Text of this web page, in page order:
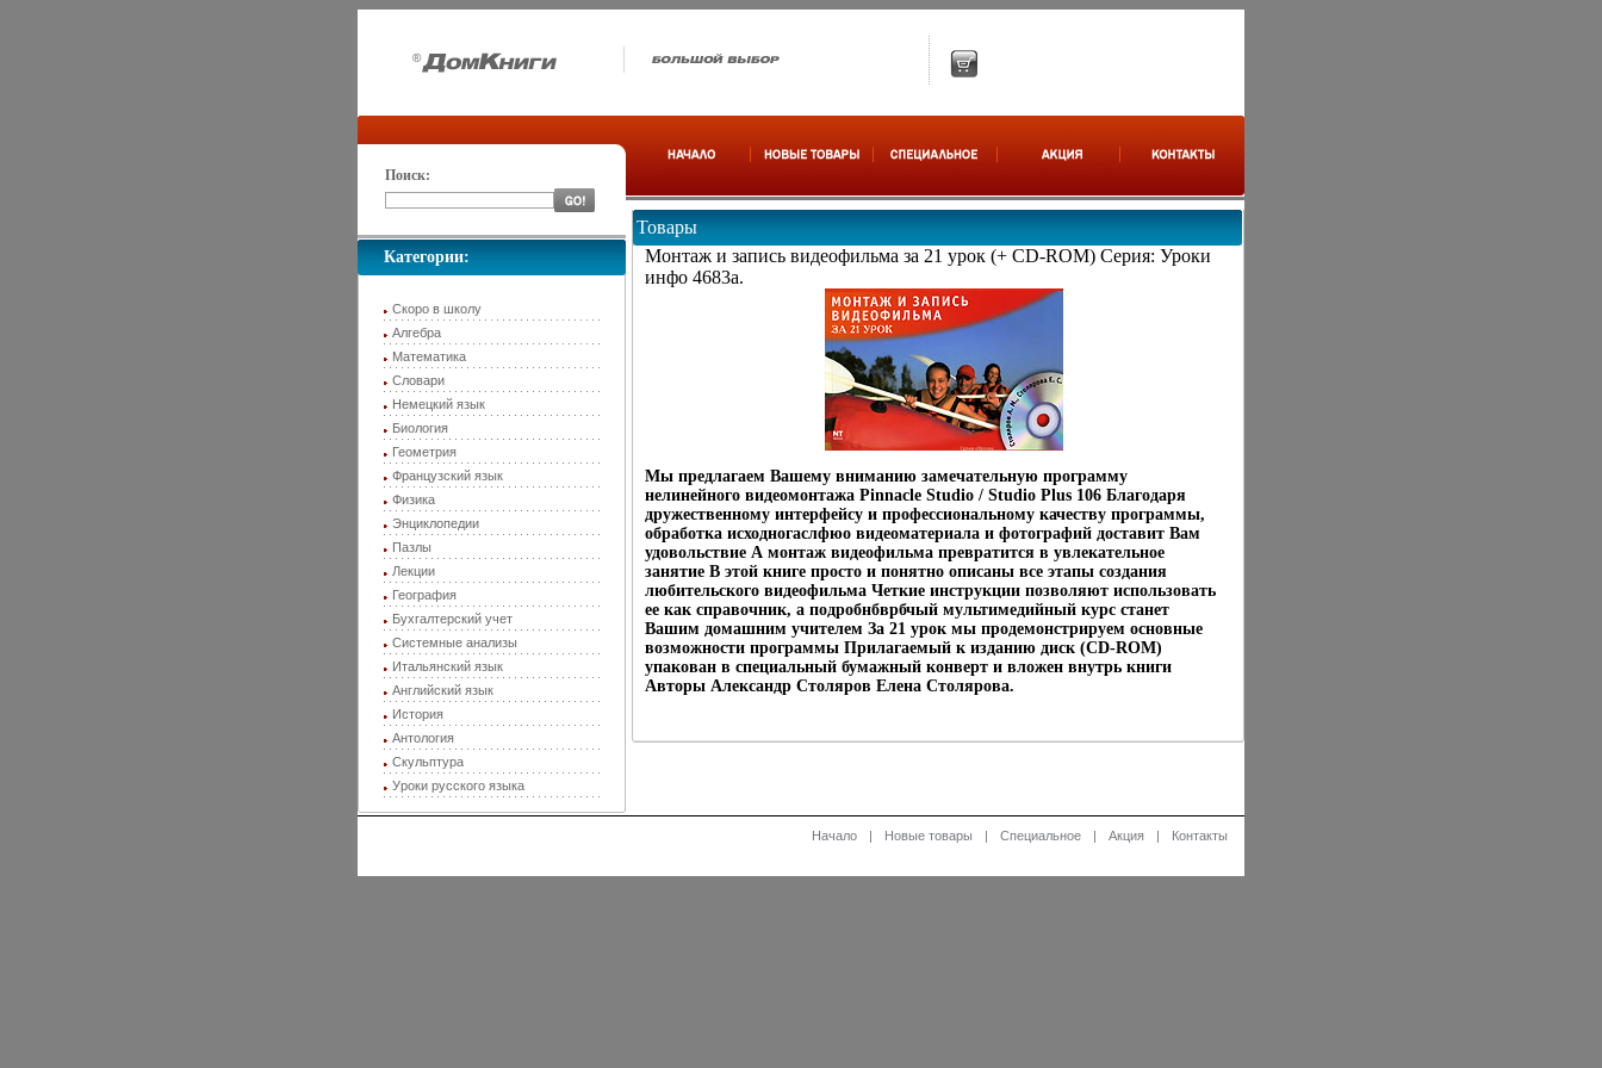
Поиск:
Категории:
Скоро в школу
Алгебра
Математика
Словари
Немецкий язык
Биология
Геометрия
Французский язык
Физика
Энциклопедии
Пазлы
Лекции
География
Бухгалтерский учет
Системные анализы
Итальянский язык
Английский язык
История
Антология
Скульптура
Уроки русского языка
Товары
Монтаж и запись видеофильма за 21 урок (+ CD-ROM) Серия: Уроки
инфо 4683a.
Мы предлагаем Вашему вниманию замечательную программу
нелинейного видеомонтажа Pinnacle Studio / Studio Plus 106 Благодаря
дружественному интерфейсу и профессиональному качеству программы,
обработка исходногаслфюо видеоматериала и фотографий доставит Вам
удовольствие А монтаж видеофильма превратится в увлекательное
занятие В этой книге просто и понятно описаны все этапы создания
любительского видеофильма Четкие инструкции позволяют использовать
ее как справочник, а подробнбврбчый мультимедийный курс станет
Вашим домашним учителем За 21 урок мы продемонстрируем основные
возможности программы Прилагаемый к изданию диск (CD-ROM)
упакован в специальный бумажный конверт и вложен внутрь книги
Авторы Александр Столяров Елена Столярова.
Начало | Новые товары | Специальное | Акция | Контакты